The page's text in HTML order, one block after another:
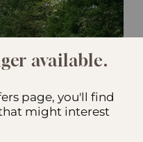
available.
page, you'll find
might interest